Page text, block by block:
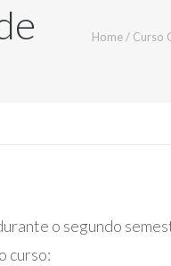
Home / Curso
o segundo
curso: